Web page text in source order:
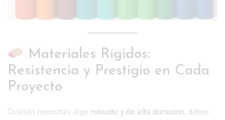
Materiales Rígidos:
Resistencia y Prestigio en Cada
Proyecto
Cuando necesitas algo robusto y de alta duración, debes